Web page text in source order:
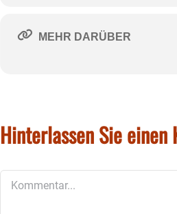
MEHR DARÜBER
Hinterlassen Sie einen